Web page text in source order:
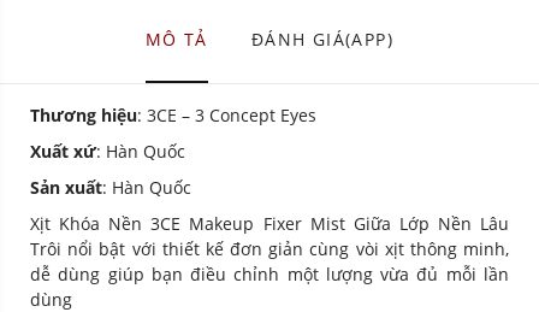
MÔ TẢ ĐÁNH GIÁ(APP)
Thương hiệu: 3CE – 3 Concept Eyes
Xuất xứ: Hàn Quốc
Sản xuất: Hàn Quốc
Xịt Khóa Nền 3CE Makeup Fixer Mist Giữa Lớp Nền Lâu
Trôi nổi bật với thiết kế đơn giản cùng vòi xịt thông minh,
dễ dùng giúp bạn điều chỉnh một lượng vừa đủ mỗi lần
dùng